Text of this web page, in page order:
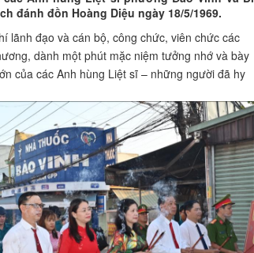
đánh đồn Hoàng Diệu ngày 18/5/1969.
lãnh đạo và cán bộ, công chức, viên chức các
dành một phút mặc niệm tưởng nhớ và bày
của các Anh hùng Liệt sĩ – những người đã hy